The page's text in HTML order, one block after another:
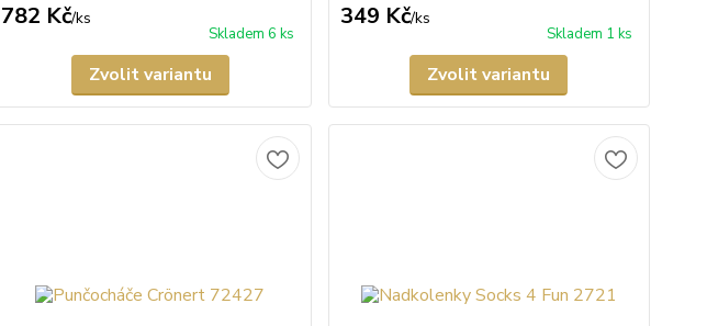
782 Kč/ks
Skladem 6 ks
Zvolit variantu
349 Kč/ks
Skladem 1 ks
Zvolit variantu